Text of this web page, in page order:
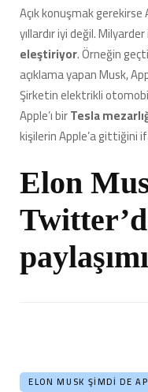
Açık konuşmak gerekirse
yıllardır iyi değil.
eleştiriyor. Örneğin
açıklama yapan Musk,
Şirketin elektrikli
Apple’ı birTesla
kişilerin Apple’a
Elon
ELON MUSK ŞIMDI DE